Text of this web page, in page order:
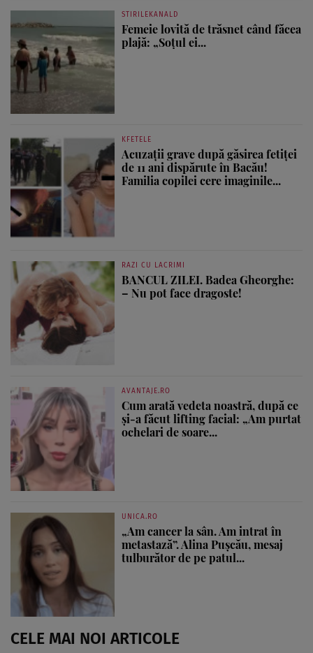
STIRILEKANALD
Femeie lovită de trăsnet când făcea
plajă: „Soțul ei...
KFETELE
Acuzații grave după găsirea fetiței
de 11 ani dispărute în Bacău!
Familia copilei cere imaginile...
RAZI CU LACRIMI
BANCUL ZILEI. Badea Gheorghe:
– Nu pot face dragoste!
AVANTAJE.RO
Cum arată vedeta noastră, după ce
și-a făcut lifting facial: „Am purtat
ochelari de soare...
UNICA.RO
„Am cancer la sân. Am intrat în
metastază”. Alina Pușcău, mesaj
tulburător de pe patul...
CELE MAI NOI ARTICOLE